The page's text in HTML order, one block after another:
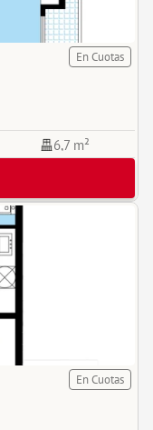
En Cuotas
6,7 m²
En Cuotas